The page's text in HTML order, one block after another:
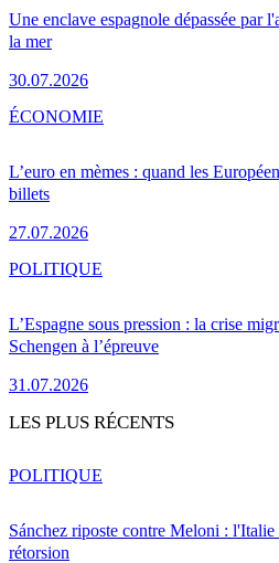
Une enclave espagnole dépassée par
la mer
30.07.2026
L’euro en mèmes : quand les
billets
27.07.2026
ÉCONOMIE
L’Espagne sous pression : la crise
Schengen à l’épreuve
31.07.2026
POLITIQUE
LES PLUS RÉCENTS
Sánchez riposte contre Meloni : l'Italie
rétorsion
POLITIQUE